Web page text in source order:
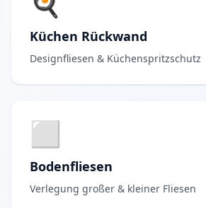
Küchen Rückwand
Designfliesen & Küchenspritzschutz
⬜
Bodenfliesen
Verlegung großer & kleiner Fliesen